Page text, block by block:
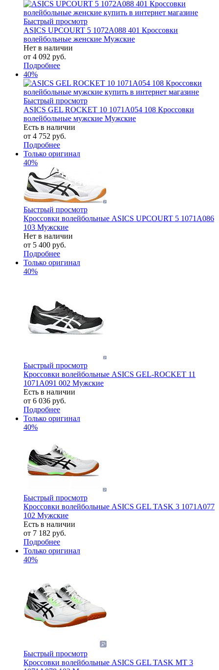
Быстрый просмотр
ASICS UPCOURT 5 1072A088 401 Кроссовки
волейбольные женские Мужские
Нет в наличии
от 4 092 руб.
Подробнее
40%
Быстрый просмотр
ASICS GEL ROCKET 10 1071A054 108 Кроссовки
волейбольные мужские Мужские
Есть в наличии
от 4 752 руб.
Подробнее
Только оригинал
40%
Быстрый просмотр
Кроссовки волейбольные ASICS UPCOURT 5 1071A086
103 Мужские
Нет в наличии
от 5 400 руб.
Подробнее
Только оригинал
40%
Быстрый просмотр
Кроссовки волейбольные ASICS GEL-ROCKET 11
1071A091 002 Мужские
Есть в наличии
от 6 036 руб.
Подробнее
Только оригинал
40%
Быстрый просмотр
Кроссовки волейбольные ASICS GEL TASK 3 1071A077
102 Мужские
Есть в наличии
от 7 182 руб.
Подробнее
Только оригинал
40%
Быстрый просмотр
Кроссовки волейбольные ASICS GEL TASK MT 3